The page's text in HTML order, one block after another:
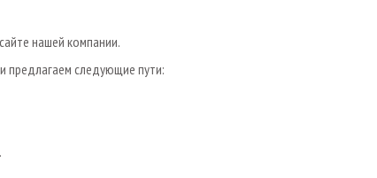
нашей компании.
предлагаем следующие пути: